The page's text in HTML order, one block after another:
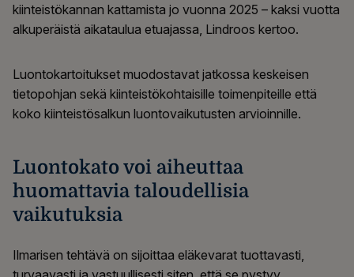
kiinteistökannan kattamista jo vuonna 2025 – kaksi vuotta
alkuperäistä aikataulua etuajassa, Lindroos kertoo.
Luontokartoitukset muodostavat jatkossa keskeisen
tietopohjan sekä kiinteistökohtaisille toimenpiteille että
koko kiinteistösalkun luontovaikutusten arvioinnille.
Luontokato voi aiheuttaa
huomattavia taloudellisia
vaikutuksia
Ilmarisen tehtävä on sijoittaa eläkevarat tuottavasti,